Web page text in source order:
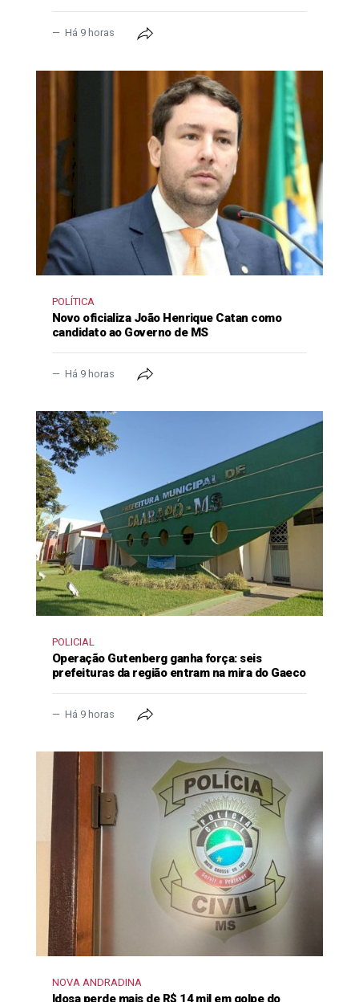
Há 9 horas
POLÍTICA
Novo oficializa João Henrique Catan como
candidato ao Governo de MS
Há 9 horas
POLICIAL
Operação Gutenberg ganha força: seis
prefeituras da região entram na mira do Gaeco
Há 9 horas
NOVA ANDRADINA
Idosa perde mais de R$ 14 mil em golpe do